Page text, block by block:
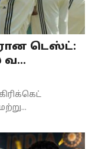
டெஸ்ட்: